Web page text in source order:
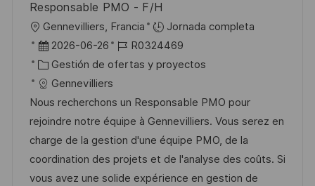
b
l
i
c
a
c
i
ó
n
o
a
Responsable PMO - F/H
U
b
c
a
c
i
ó
n
Gennevilliers, Francia
Jornada completa
F
e
c
h
a
d
e
p
2026-06-26
I
D
e
e
m
p
l
R0324469
C
a
t
e
g
o
r
Gestión de ofertas y proyectos
Gennevilliers
Nous recherchons un Responsable PMO pour
rejoindre notre équipe à Gennevilliers. Vous serez en
charge de la gestion d'une équipe PMO, de la
coordination des projets et de l'analyse des coûts. Si
vous avez une solide expérience en gestion de